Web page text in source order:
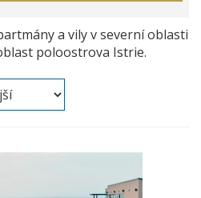
a vily v severní oblasti
poloostrova Istrie.